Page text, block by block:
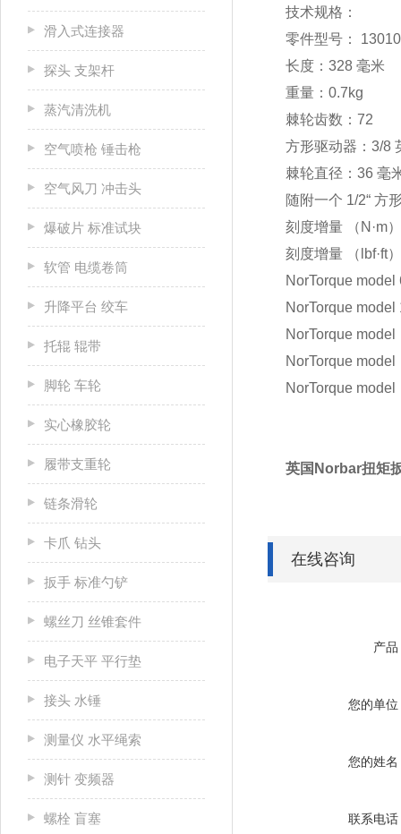
滑入式连接器
探头 支架杆
蒸汽清洗机
空气喷枪 锤击枪
空气风刀 冲击头
爆破片 标准试块
软管 电缆卷筒
升降平台 绞车
托辊 辊带
脚轮 车轮
实心橡胶轮
履带支重轮
链条滑轮
卡爪 钻头
扳手 标准勺铲
螺丝刀 丝锥套件
电子天平 平行垫
接头 水锤
测量仪 水平绳索
测针 变频器
螺栓 盲塞
技术规格：
零件型号：
长度：328 毫米
重量：0.7kg
棘轮齿数：72
方形驱动器：3/8
棘轮直径：36 毫
随附一个 1/2“ 方
刻度增量 （N·m
刻度增量 （lbf·ft
NorTorque
NorTorque
NorTorque
NorTorque
NorTorque
英国Norbar扭矩
在线咨询
产品
您的单位
您的姓名
联系电话